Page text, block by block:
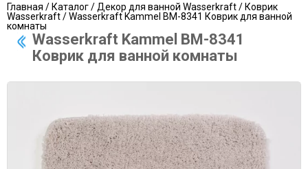
Главная /Каталог/ Декор для ванной Wasserkraft/Коврик
Wasserkraft/ Wasserkraft Kammel BM-8341 Коврик для ванной
комнаты
Wasserkraft Kammel BM-8341
Коврик для ванной комнаты